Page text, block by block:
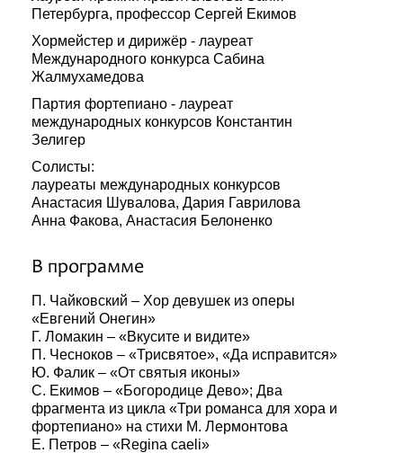
Петербурга, профессор Сергей Екимов
Хормейстер и дирижёр - лауреат
Международного конкурса Сабина
Жалмухамедова
Партия фортепиано - лауреат
международных конкурсов Константин
Зелигер
Солисты:
лауреаты международных конкурсов
Анастасия Шувалова, Дария Гаврилова
Анна Факова, Анастасия Белоненко
В программе
П. Чайковский – Хор девушек из оперы
«Евгений Онегин»
Г. Ломакин – «Вкусите и видите»
П. Чесноков – «Трисвятое», «Да исправится»
Ю. Фалик – «От святыя иконы»
С. Екимов – «Богородице Дево»; Два
фрагмента из цикла «Три романса для хора и
фортепиано» на стихи М. Лермонтова
Е. Петров – «Regina cаeli»